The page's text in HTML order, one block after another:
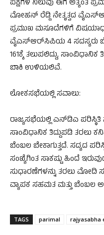
ಪಕ್ಷಗಳ ನಿಲುವು ಈಗ ಅತ್ಯಂತ
ಮೋಹನ್ ರೆಡ್ಡಿ ನೇತೃತ್ವದ
ಪ್ರಮುಖ ಮಸೂದೆಗಳಿಗೆ
ವೈಎಸ್‌ಆರ್‌ಸಿಪಿಯ 4 ಸದಸ್ಯರು
161ಕ್ಕೆ ತಲುಪಲಿದ್ದು,
ಬಾಕಿ ಉಳಿಯಲಿವೆ.
ಲೋಕಸಭೆಯಲ್ಲಿ ಸವಾಲು:
ರಾಜ್ಯಸಭೆಯಲ್ಲಿ ಎನ್‌ಡಿಎ ಪರಿಸ್ಥಿತಿ
ಸಾಂವಿಧಾನಿಕ ತಿದ್ದುಪಡಿ ತರಲು
ಬೆಂಬಲ ಬೇಕಾಗುತ್ತದೆ. ಸದ್ಯದ
ಸಂಖ್ಯೆಗಿಂತ ಸಾಕಷ್ಟು ಹಿಂದೆ
ಸುಧಾರಣೆಗಳನ್ನು ತರಲು ಮೋದಿ
ವ್ಯಾಪಕ ಸಹಮತ ಮತ್ತು ಬೆಂಬಲ
TAGS parimal rajyasabha